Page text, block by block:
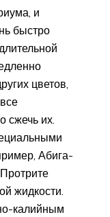
и
быстро
цветов,
сжечь их.
Абига-
жидкости.
калийным